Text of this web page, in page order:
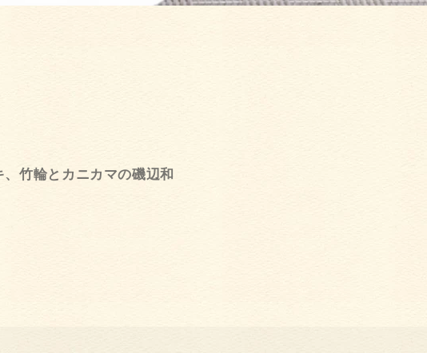
竹輪とカニカマの磯辺和